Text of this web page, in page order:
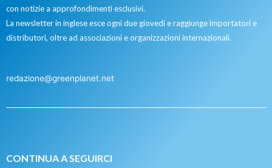
con notizie a approfondimenti esclusivi.
La newsletter in inglese esce ogni due giovedì e raggiunge importatori e
distributori, oltre ad associazioni e organizzazioni internazionali.
redazione@greenplanet.net
CONTINUA A SEGUIRCI